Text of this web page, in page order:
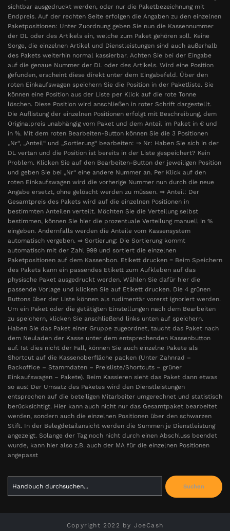
sichtbar ausgedruckt werden, oder nur die Paketbezeichnung mit
Endpreis. Auf der rechten Seite erfolgen die Angaben zu den einzelnen
Paketpositionen: Unter Zuordnung geben Sie nun die Kassennummer
der DL oder des Artikels ein, welche zum Paket gehören soll. Keine
Sorge, die einzelnen Artikel und Dienstleistungen sind auch außerhalb
des Pakets weiterhin normal kassierbar. Achten Sie bei der Eingabe
auf die genaue Nummer der DL oder des Artikels. Wird eine Position
gefunden, erscheint diese direkt unter dem Eingabefeld. Über den
roten Einkaufswagen speichern Sie die Position in der Paketliste. Sie
können eine Position aus der Liste per Klick auf die rote Tonne
löschen. Diese Position wird anschließen in roter Schrift dargestellt.
Die Auflistung der einzelnen Positionen erfolgt mit Beschreibung, dem
Originalpreis unabhängig vom Paket und dem Anteil im Paket in € und
in %. Mit dem roten Bearbeiten-Button können Sie die 3 Positionen
„Nr“, „Anteil“ und „Sortierung“ bearbeiten: ⇒ Nr: Haben Sie sich in der
DL vertan und die Position ist bereits in der Liste gespeichert? Kein
Problem. Klicken Sie auf den Bearbeiten-Button der jeweiligen Position
und geben Sie bei „Nr“ eine andere Nummer an. Per Klick auf den
roten Einkaufswagen wird die vorherige Nummer nun durch die neue
Angabe ersetzt, ohne gelöscht werden zu müssen. ⇒ Anteil: Der
Gesamtpreis des Pakets wird auf die einzelnen Positionen in
bestimmten Anteilen verteilt. Möchten Sie die Verteilung selbst
bestimmen, können Sie hier die prozentuale Verteilung manuell in %
eingeben. Andernfalls werden die Anteile vom Kassensystem
automatisch vergeben. ⇒ Sortierung: Die Sortierung kommt
automatisch mit der Zahl 999 und sortiert die einzelnen
Paketpositionen auf dem Kassenbon. Etikett drucken = Beim Speichern
des Pakets kann ein passendes Etikett zum Aufkleben auf das
physische Paket ausgedruckt werden. Wählen Sie dafür hier die
passende Vorlage und klicken Sie auf Etikett drucken. Die 4 grünen
Buttons über der Liste können als rudimentär vorerst ignoriert werden.
Um ein Paket oder die getätigten Einstellungen nach dem Bearbeiten
zu speichern, klicken Sie anschließend links unten auf speichern.
Haben Sie das Paket einer Gruppe zugeordnet, taucht das Paket nach
dem Neuladen der Kasse unter dem entsprechenden Kassenbutton
auf. Ist dies nicht der Fall, können Sie auch einzelne Pakete als
Shortcut auf die Kassenoberfläche packen (Unter Zahnrad –
Backoffice – Stammdaten – Preisliste/Shortcuts – grüner
Einkaufswagen – Pakete). Beim Kassieren sieht das Paket dann etwas
so aus: Der Umsatz des Paketes wird den Dienstleistungen
entsprechen auf die beteiligen Mitarbeiter umgerechnet und statistisch
berücksichtigt. Hier kann auch nicht nur das Gesamtpaket bearbeitet
werden, sondern auch die einzelnen Positionen über den schwarzen
Stift. In der Belegdetailansicht werden die Summen je Dienstleistung
angezeigt. Solange der Tag noch nicht durch einen Abschluss beendet
wurde, kann hier also z.B. auch der MA für die einzelnen Positionen
angepasst
for:
Suchen
Copyright 2022 by JoeCash